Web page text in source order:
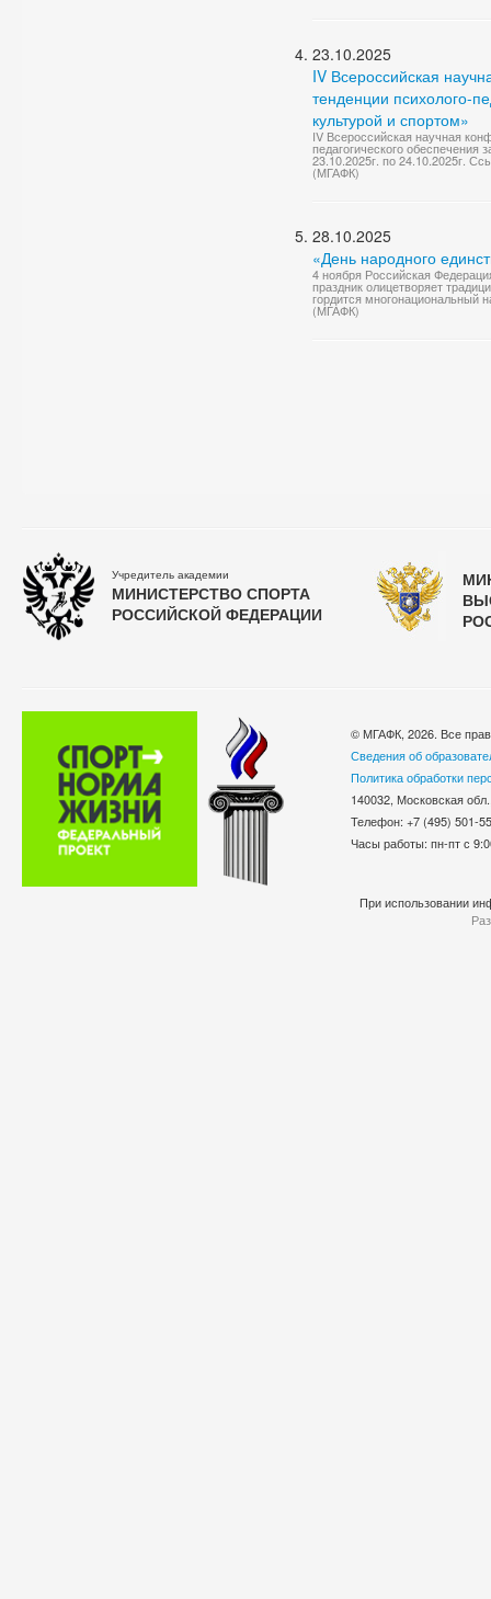
23.10.2025
IV Всероссийская
тенденции психолого-
культурой и спортом»
IV Всероссийская научная
педагогического
23.10.2025г. по 24.10.2025г.
(МГАФК)
28.10.2025
«День народного
4 ноября Российская
праздник олицетворяет
гордится многонациональный
(МГАФК)
Учредитель академии
МИНИСТЕРСТВО СПОРТА
РОССИЙСКОЙ ФЕДЕРАЦИИ
© МГАФК, 2026. Все
Сведения об
Политика обработки
140032, Московская
Телефон: +7 (495)
Часы работы: пн-пт с
При использовании